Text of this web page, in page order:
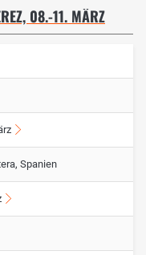
08.-11. MÄRZ
Spanien